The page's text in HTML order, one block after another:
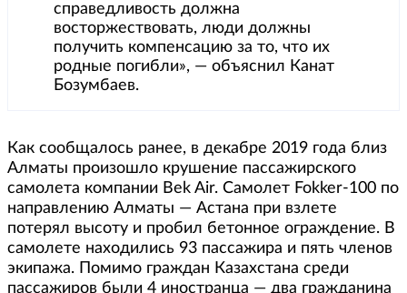
справедливость должна
восторжествовать, люди должны
получить компенсацию за то, что их
родные погибли», — объяснил Канат
Бозумбаев.
Как сообщалось ранее, в декабре 2019 года близ
Алматы произошло крушение пассажирского
самолета компании Bek Air. Самолет Fokker-100 по
направлению Алматы — Астана при взлете
потерял высоту и пробил бетонное ограждение. В
самолете находились 93 пассажира и пять членов
экипажа. Помимо граждан Казахстана среди
пассажиров были 4 иностранца — два гражданина